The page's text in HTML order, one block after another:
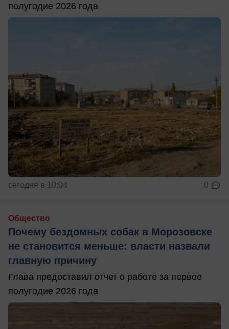
полугодие 2026 года
сегодня в 10:04 0
Общество
Почему бездомных собак в Морозовске
не становится меньше: власти назвали
главную причину
Глава предоставил отчет о работе за первое
полугодие 2026 года